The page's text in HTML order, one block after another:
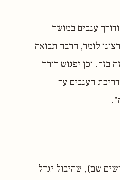
ענבים במושך
לומר, הרבה תבואה
בזה. וכן יפגוש דורך
הענבים עד
שם), שהיבול יגדל